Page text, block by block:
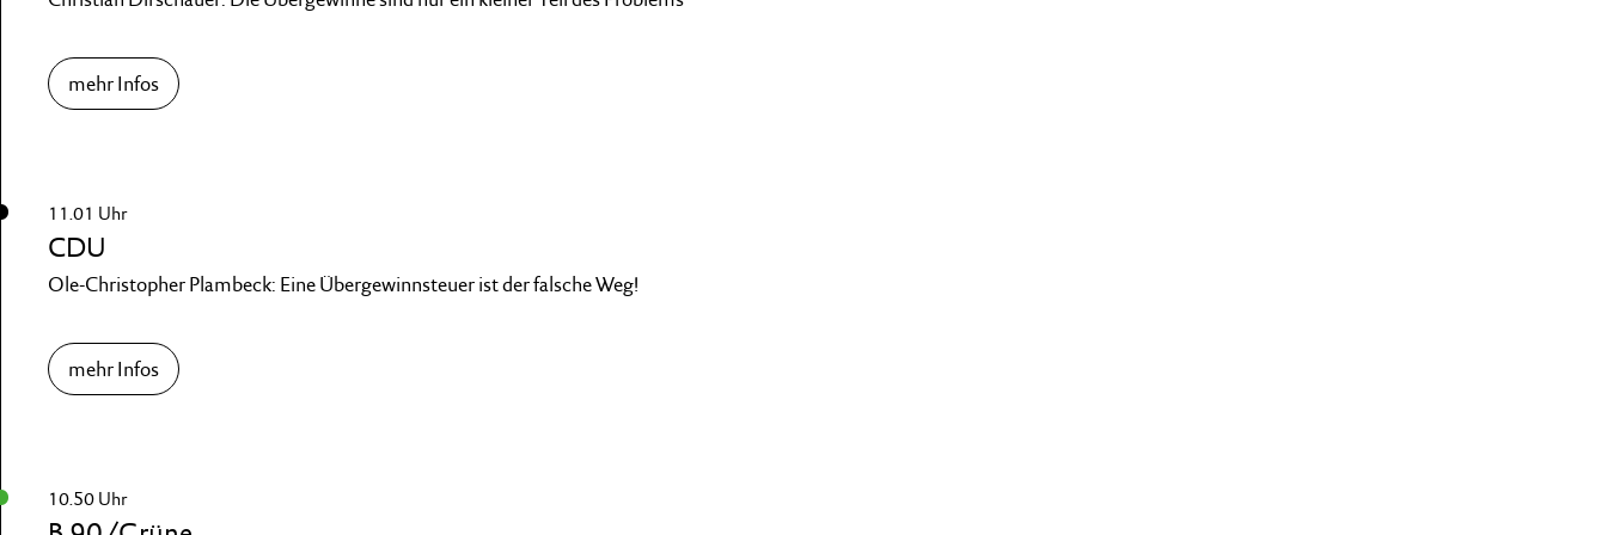
mehr Infos
11.01 Uhr
CDU
Ole-Christopher Plambeck: Eine Übergewinnsteuer ist der falsche Weg!
mehr Infos
10.50 Uhr